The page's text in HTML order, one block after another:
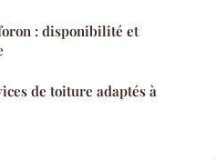
: disponibilité et
de toiture adaptés à